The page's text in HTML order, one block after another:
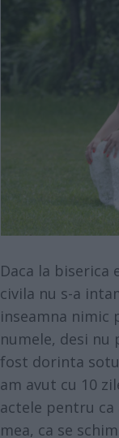
Daca la biserica
civila nu s-a
inseamna nimic
numele, desi nu
fost dorinta
am avut cu 10
actele pentru ca
mea, ca se